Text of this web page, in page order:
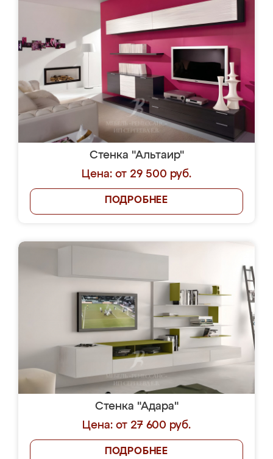
Стенка "Альтаир"
Цена: от 29 500 руб.
ПОДРОБНЕЕ
Стенка "Адара"
Цена: от 27 600 руб.
ПОДРОБНЕЕ